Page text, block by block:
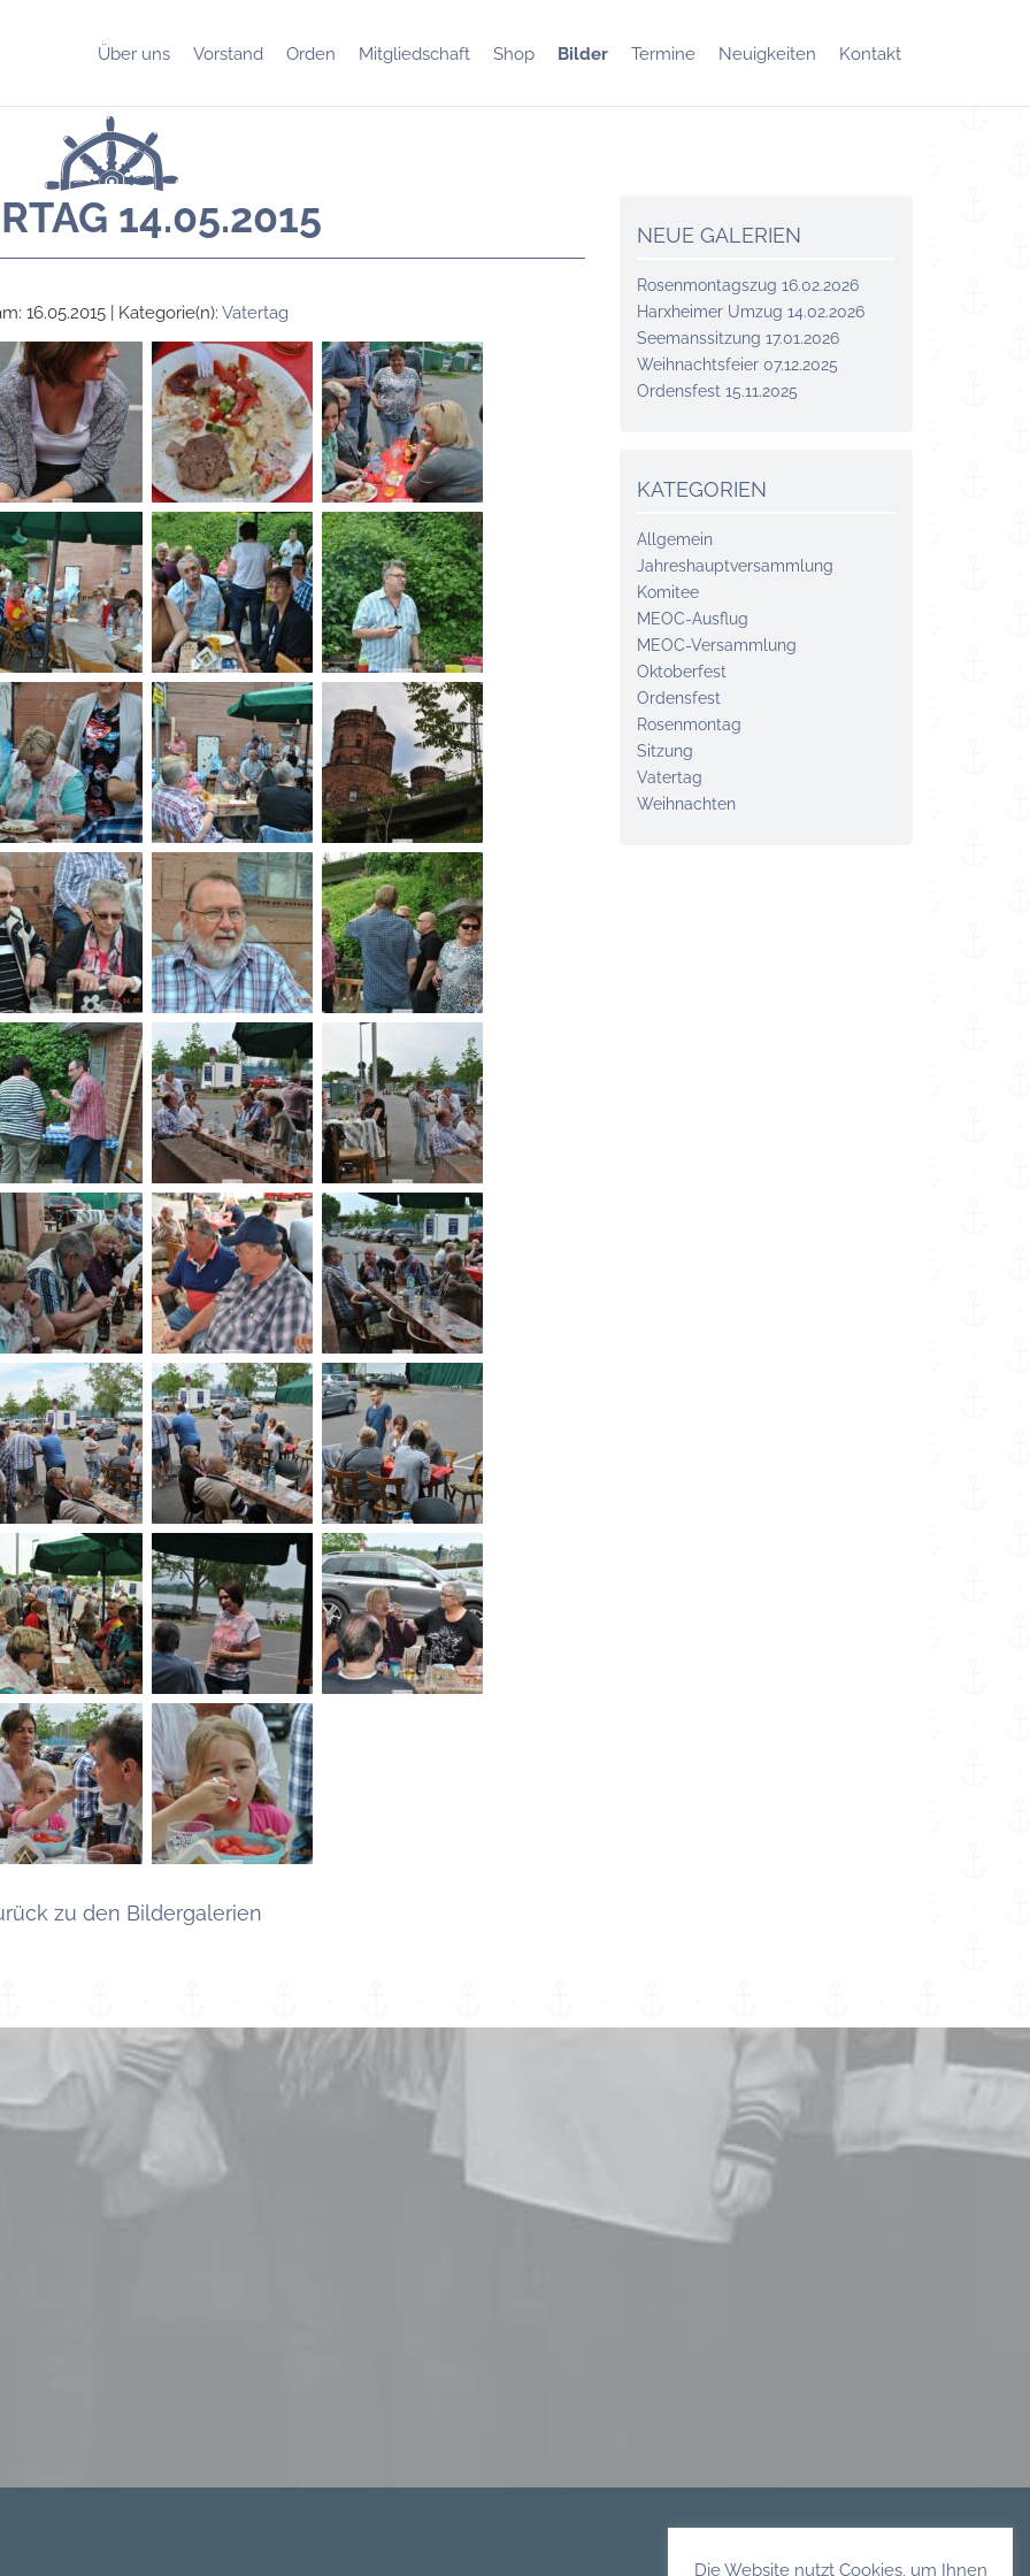
Über uns Vorstand Orden Mitgliedschaft Shop Bilder Termine Neuigkeiten Kontakt
14.05.2015
16.05.2015 | Kategorie(n): Vatertag
zu den Bildergalerien
NEUE GALERIEN
Rosenmontagszug 16.02.2026
Harxheimer Umzug 14.02.2026
Seemanssitzung 17.01.2026
Weihnachtsfeier 07.12.2025
Ordensfest 15.11.2025
KATEGORIEN
Allgemein
Jahreshaupt­versammlung
Komitee
MEOC-Ausflug
MEOC-Versammlung
Oktoberfest
Ordensfest
Rosenmontag
Sitzung
Vatertag
Weihnachten
Die Website nutzt Cookies, um Ihnen